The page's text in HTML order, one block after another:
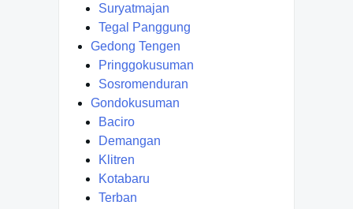
Suryatmajan
Tegal Panggung
Gedong Tengen
Pringgokusuman
Sosromenduran
Gondokusuman
Baciro
Demangan
Klitren
Kotabaru
Terban